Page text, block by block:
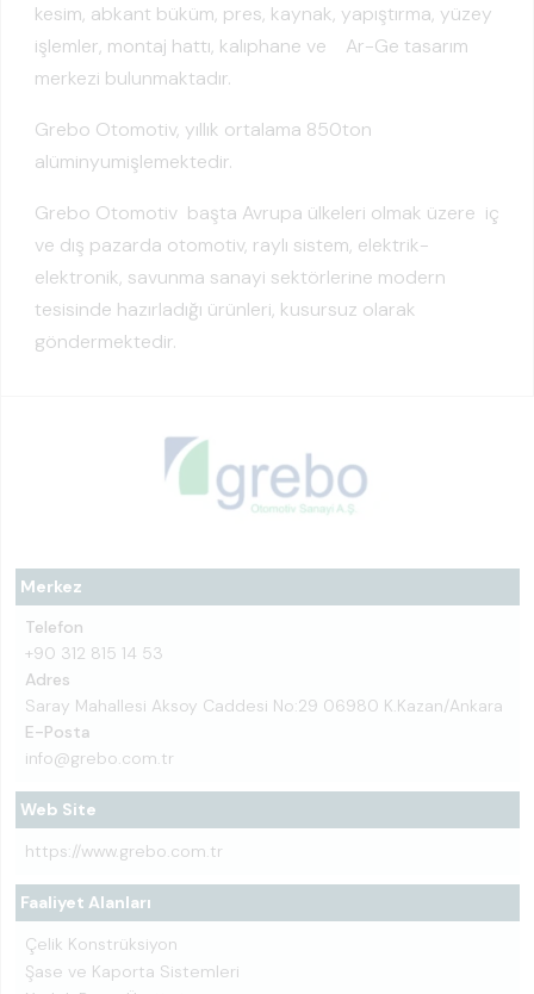
Merkez
Telefon
+90 312 815 14 53
Adres
Saray Mahallesi Aksoy Caddesi No:29 06980 K.Kazan/Ankara
E-Posta
info@grebo.com.tr
Web Site
https://www.grebo.com.tr
Faaliyet Alanları
Çelik Konstrüksiyon
Şase ve Kaporta Sistemleri
kesim, abkant büküm, pres, kaynak, yapıştırma, yüzey
işlemler, montaj hattı, kalıphane ve Ar-Ge tasarım
merkezi bulunmaktadır.
Grebo Otomotiv, yıllık ortalama 850ton
alüminyumişlemektedir.
Grebo Otomotiv başta Avrupa ülkeleri olmak üzere iç
ve dış pazarda otomotiv, raylı sistem, elektrik-
elektronik, savunma sanayi sektörlerine modern
tesisinde hazırladığı ürünleri, kusursuz olarak
göndermektedir.